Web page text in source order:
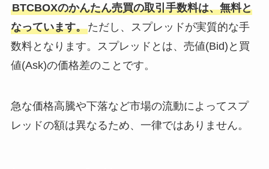
BTCBOXのかんたん売買の取引手数料は、無料と
なっています。ただし、スプレッドが実質的な手
数料となります。スプレッドとは、売値(Bid)と買
値(Ask)の価格差のことです。
急な価格高騰や下落など市場の流動によってスプ
レッドの額は異なるため、一律ではありません。